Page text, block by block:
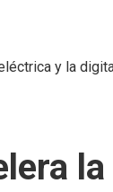
y la